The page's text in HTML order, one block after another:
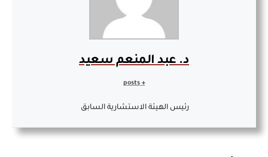
د. عبد المنعم سعيد
رئيس الهيئة الاستشارية السابق